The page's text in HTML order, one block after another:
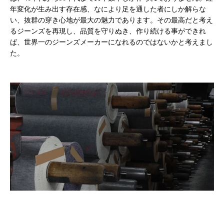
年変化が生み出す存在感、なにより足を通した者にしか解らな
い、抜群の穿き心地が最大の魅力であります。その最高だと考え
るジーンズを再現し、品質を守りぬき、作り続ける事ができれ
ば、世界一のジーンズメーカーになれるのではないかと考えまし
た。